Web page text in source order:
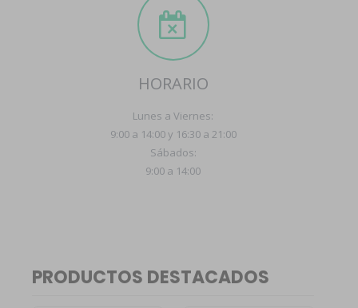
HORARIO
Lunes a Viernes:
9:00 a 14:00 y 16:30 a 21:00
Sábados:
9:00 a 14:00